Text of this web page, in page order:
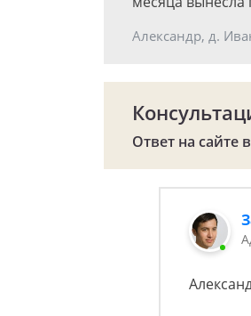
Александр, д.
Ответ на сайте